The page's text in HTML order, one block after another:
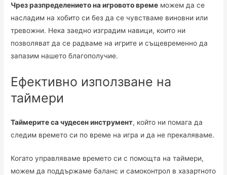
Чрез разпределението на игровото време можем да се
насладим на хобито си без да се чувстваме виновни или
тревожни. Нека заедно изградим навици, които ни
позволяват да се радваме на игрите и същевременно да
запазим нашето благополучие.
Ефективно използване на
таймери
Таймерите са чудесен инструмент, който ни помага да
следим времето си по време на игра и да не прекаляваме.
Когато управляваме времето си с помощта на таймери,
можем да поддържаме баланс и самоконтрол в хазартното